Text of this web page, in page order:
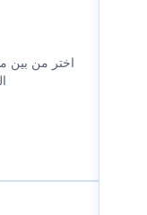
حدد
‫اختر من بين مئات
التي